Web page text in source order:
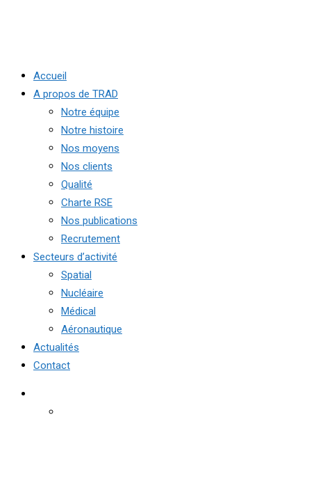
Accueil
A propos de TRAD
Notre équipe
Notre histoire
Nos moyens
Nos clients
Qualité
Charte RSE
Nos publications
Recrutement
Secteurs d’activité
Spatial
Nucléaire
Médical
Aéronautique
Actualités
Contact